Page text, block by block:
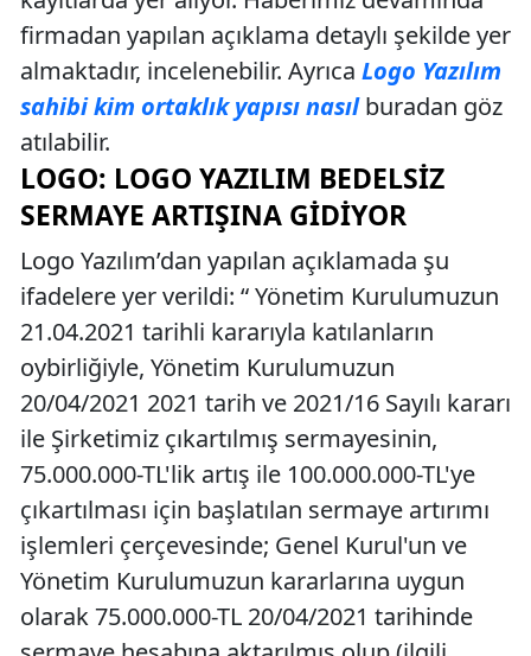
firmadan yapılan açıklama detaylı şekilde yer
almaktadır, incelenebilir. Ayrıca Logo Yazılım
sahibi kim ortaklık yapısı nasıl buradan göz
atılabilir.
LOGO: LOGO YAZILIM BEDELSIZ
SERMAYE ARTIŞINA GIDIYOR
Logo Yazılım’dan yapılan açıklamada şu
ifadelere yer verildi: “ Yönetim Kurulumuzun
21.04.2021 tarihli kararıyla katılanların
oybirliğiyle, Yönetim Kurulumuzun
20/04/2021 2021 tarih ve 2021/16 Sayılı kararı
ile Şirketimiz çıkartılmış sermayesinin,
75.000.000-TL'lik artış ile 100.000.000-TL'ye
çıkartılması için başlatılan sermaye artırımı
işlemleri çerçevesinde; Genel Kurul'un ve
Yönetim Kurulumuzun kararlarına uygun
olarak 75.000.000-TL 20/04/2021 tarihinde